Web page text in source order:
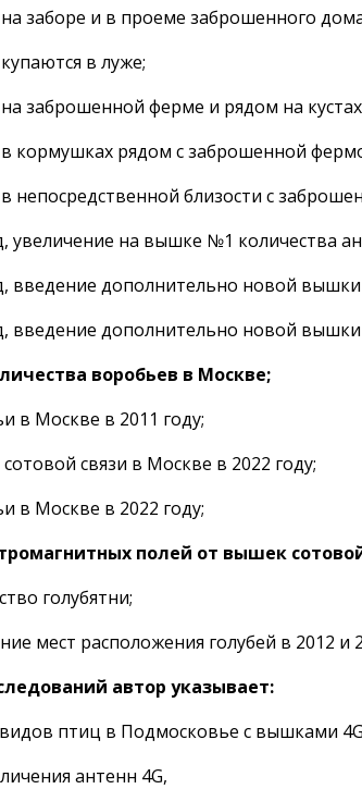
заборе и в проеме заброшенного
в луже;
заброшенной ферме и рядом на
кормушках рядом с заброшенной
непосредственной близости с
увеличение на вышке №1 количества
введение дополнительно новой
введение дополнительно новой вышки
воробьев в Москве;
в Москве в 2011 году;
связи в Москве в 2022 году;
в Москве в 2022 году;
полей от вышек
голубятни;
мест расположения голубей в 2012 и
автор указывает:
птиц в Подмосковье с вышками
антенн 4G,